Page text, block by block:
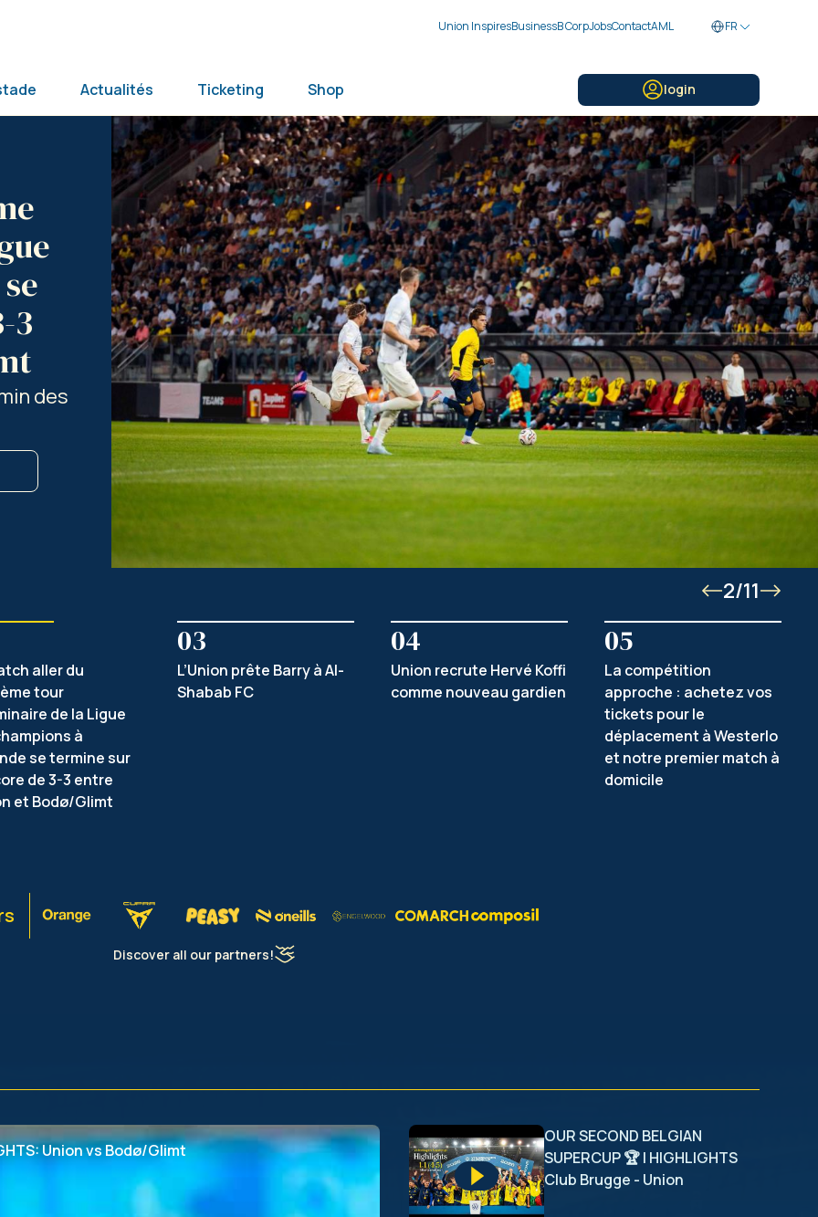
Union InspiresBusinessB CorpJobsContactAML FR
Actualités Ticketing Shop login
3
des
2/11
aller du
tour
de la Ligue
à
se termine sur
de 3-3 entre
et Bodø/Glimt
03
L’Union prête Barry à Al-
Shabab FC
04
Union recrute Hervé Koffi
comme nouveau gardien
05
La compétition
approche : achetez vos
tickets pour le
déplacement à Westerlo
et notre premier match à
domicile
Discover all our partners!
Union vs Bodø/Glimt
OUR SECOND BELGIAN
SUPERCUP 🏆 | HIGHLIGHTS
Club Brugge - Union